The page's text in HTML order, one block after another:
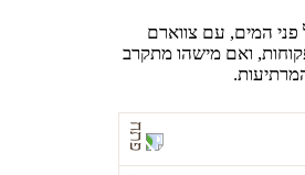
פני המים, עם צווארם
ואם מישהו מתקרב